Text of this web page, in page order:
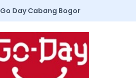
Go Day Cabang Bogor